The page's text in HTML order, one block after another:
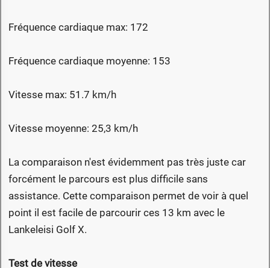
Fréquence cardiaque max: 172
Fréquence cardiaque moyenne: 153
Vitesse max: 51.7 km/h
Vitesse moyenne: 25,3 km/h
La comparaison n'est évidemment pas très juste car
forcément le parcours est plus difficile sans
assistance. Cette comparaison permet de voir à quel
point il est facile de parcourir ces 13 km avec le
Lankeleisi Golf X.
Test de vitesse